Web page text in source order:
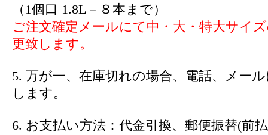
（1個口 1.8L－８本まで）
ご注文確定メールにて中・大・特大サイ
更致します。
5. 万が一、在庫切れの場合、電話、メー
します。
6. お支払い方法：代金引換、郵便振替(前